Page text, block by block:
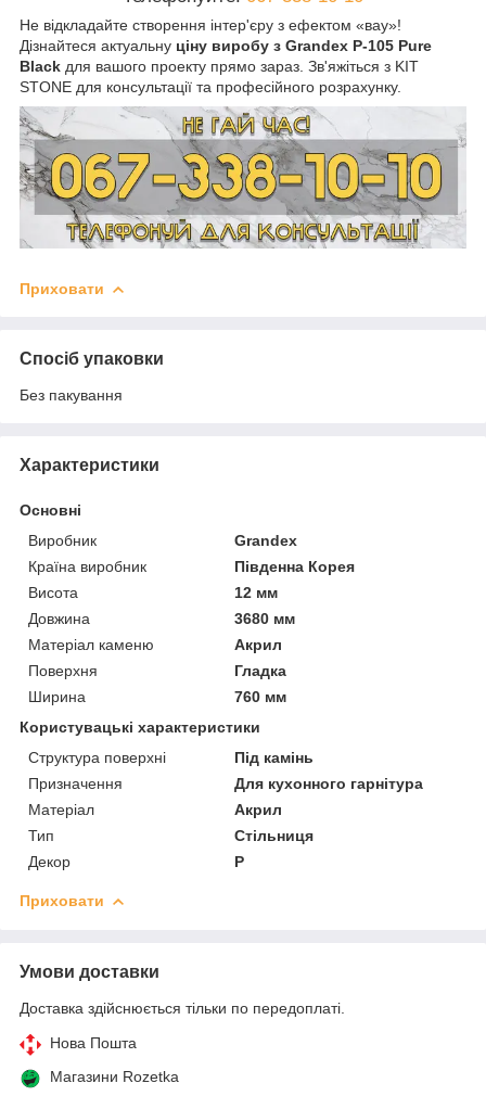
Не відкладайте створення інтер'єру з ефектом «вау»!
Дізнайтеся актуальну ціну виробу з Grandex P-105 Pure
Black для вашого проекту прямо зараз. Зв'яжіться з KIT
STONE для консультації та професійного розрахунку.
Приховати
Спосіб упаковки
Без пакування
Характеристики
Основні
Виробник
Grandex
Країна виробник
Південна Корея
Висота
12 мм
Довжина
3680 мм
Матеріал каменю
Акрил
Поверхня
Гладка
Ширина
760 мм
Користувацькі характеристики
Структура поверхні
Під камінь
Призначення
Для кухонного гарнітура
Матеріал
Акрил
Тип
Стільниця
Декор
P
Приховати
Умови доставки
Доставка здійснюється тільки по передоплаті.
Нова Пошта
Магазини Rozetka